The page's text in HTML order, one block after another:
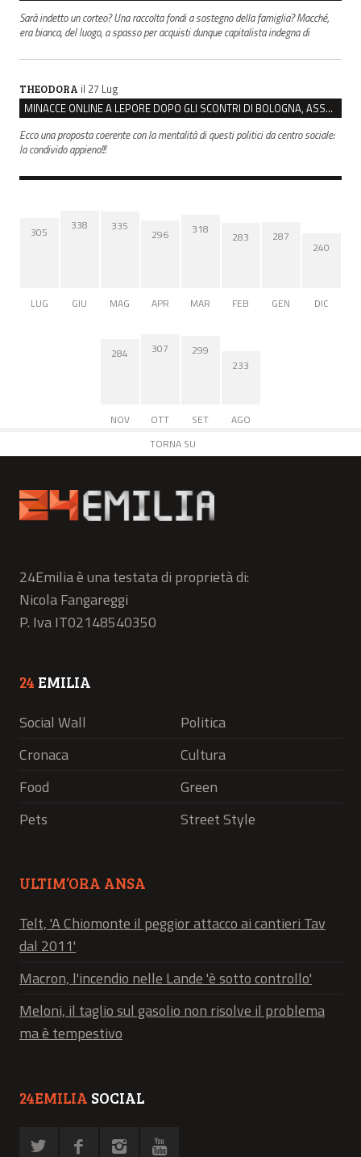
Sarà indetto un corteo? Una raccolta fondi a sostegno della famiglia? Macché,
era bianca, del luogo, a spasso per acquisti dunque capitalista indegna di
THEODORA il 27 Lug
MINACCE ONLINE A LEPORE DOPO GLI SCONTRI DI BOLOGNA, ASSEGNATA LA SCORTA AL SINDACO
Ecco una proposta coerente con la mentalità di questi politici da centro sociale:
la condivido appieno!!!
305
LUG
338
GIU
335
MAG
296
APR
318
MAR
283
FEB
287
GEN
240
DIC
284
NOV
307
OTT
299
SET
233
AGO
TORNA SU
24Emilia è una testata di proprietà di:
Nicola Fangareggi
P. Iva IT02148540350
24 EMILIA
Social Wall
Politica
Cronaca
Cultura
Food
Green
Pets
Street Style
ULTIM’ORA ANSA
Telt, 'A Chiomonte il peggior attacco ai cantieri Tav
dal 2011'
Macron, l'incendio nelle Lande 'è sotto controllo'
Meloni, il taglio sul gasolio non risolve il problema
ma è tempestivo
24EMILIA SOCIAL